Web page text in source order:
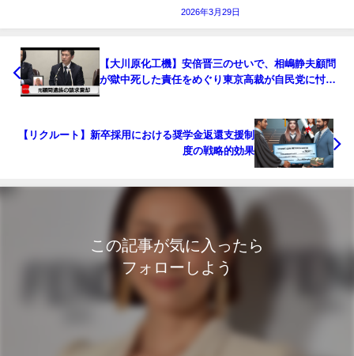
2026年3月29日
【大川原化工機】安倍晋三のせいで、相嶋静夫顧問
が獄中死した責任をめぐり東京高裁が自民党に忖度
【リクルート】新卒採用における奨学金返還支援制
度の戦略的効果
この記事が気に入ったら
フォローしよう